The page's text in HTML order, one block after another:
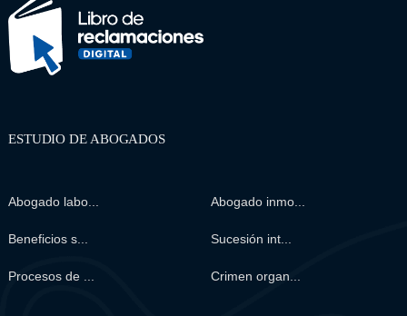
ESTUDIO DE ABOGADOS
Abogado labo... Abogado inmo...
Beneficios s... Sucesión int...
Procesos de ... Crimen organ...